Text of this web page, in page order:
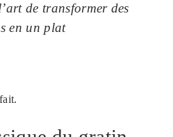
de transformer des
en un plat